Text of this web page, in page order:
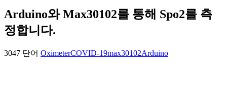
Arduino와 Max30102를 통해 Spo2를 측
정합니다.
3047 단어 OximeterCOVID-19max30102Arduino